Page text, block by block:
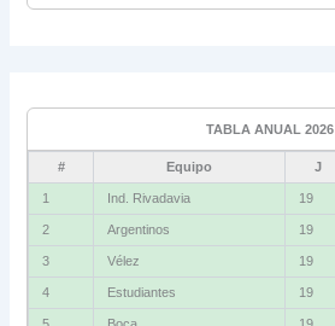
Bolívar
La Guaira
Grupo D
TABLA ANUAL 2026
# Equipo J
1 Ind. Rivadavia 19
2 Argentinos 19
3 Vélez 19
4 Estudiantes 19